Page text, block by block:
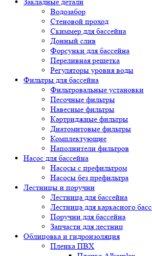
Водозабор
Стеновой проход
Скиммер для бассейна
Донный слив
Форсунки для бассейна
Переливная решетка
Регуляторы уровня воды
Фильтры для бассейна
Фильтровальные установки
Песочные фильтры
Навесные фильтры
Картриджные фильтры
Диатомитовые фильтры
Комплектующие
Наполнители фильтров
Насос для бассейна
Насосы с префильтром
Насосы без префильтра
Лестницы и поручни
Лестница для бассейна
Лестница для каркасного
Поручни для бассейна
Запчасти для лестниц
Облицовка и гидроизоляция
Пленка ПВХ